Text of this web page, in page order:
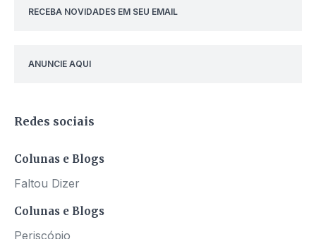
RECEBA NOVIDADES EM SEU EMAIL
ANUNCIE AQUI
Redes sociais
Colunas e Blogs
Faltou Dizer
Colunas e Blogs
Periscópio